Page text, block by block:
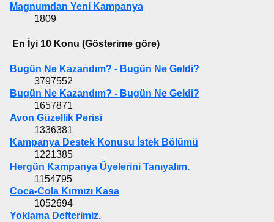
Magnumdan Yeni Kampanya
1809
En İyi 10 Konu (Gösterime göre)
Bugün Ne Kazandım? - Bugün Ne Geldi?
3797552
Bugün Ne Kazandım? - Bugün Ne Geldi?
1657871
Avon Güzellik Perisi
1336381
Kampanya Destek Konusu İstek Bölümü
1221385
Hergün Kampanya Üyelerini Tanıyalım.
1154795
Coca-Cola Kırmızı Kasa
1052694
Yoklama Defterimiz.